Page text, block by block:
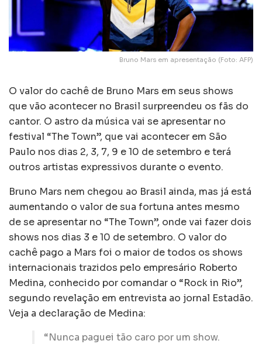
Bruno Mars em apresentação (Foto: AFP)
O valor do cachê de Bruno Mars em seus shows
que vão acontecer no Brasil surpreendeu os fãs do
cantor. O astro da música vai se apresentar no
festival “The Town”, que vai acontecer em São
Paulo nos dias 2, 3, 7, 9 e 10 de setembro e terá
outros artistas expressivos durante o evento.
Bruno Mars nem chegou ao Brasil ainda, mas já está
aumentando o valor de sua fortuna antes mesmo
de se apresentar no “The Town”, onde vai fazer dois
shows nos dias 3 e 10 de setembro. O valor do
cachê pago a Mars foi o maior de todos os shows
internacionais trazidos pelo empresário Roberto
Medina, conhecido por comandar o “Rock in Rio”,
segundo revelação em entrevista ao jornal Estadão.
Veja a declaração de Medina:
“Nunca paguei tão caro por um show.